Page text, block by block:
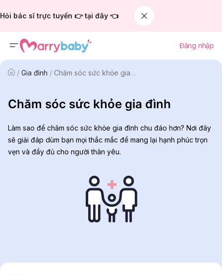
Hỏi bác sĩ trực tuyến 👉 tại đây 👈
Đăng nhập
/ Gia đình / Chăm sóc sức khỏe gia đình
Chăm sóc sức khỏe gia đình
Làm sao để chăm sóc sức khỏe gia đình chu đáo hơn? Nơi đây
sẽ giải đáp dùm bạn mọi thắc mắc để mang lại hạnh phúc trọn
vẹn và đầy đủ cho người thân yêu.